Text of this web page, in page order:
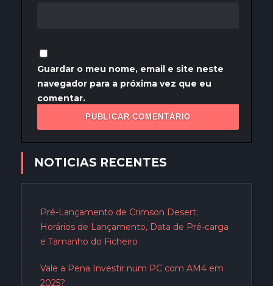
Guardar o meu nome, email e site neste
navegador para a próxima vez que eu
comentar.
NOTICIAS RECENTES
Pré-Lançamento de Crimson Desert:
Horários de Lançamento, Data de Pré-carga
e Tamanho do Ficheiro
Vale a Pena Investir num PC com AM4 em
2025?